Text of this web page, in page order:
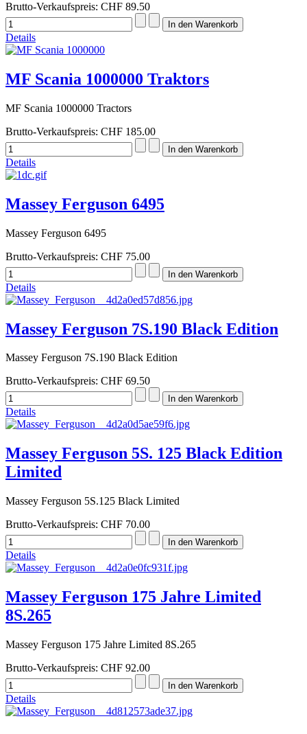
Brutto-Verkaufspreis: CHF 89.50
Details
MF Scania 1000000 Traktors
MF Scania 1000000 Tractors
Brutto-Verkaufspreis: CHF 185.00
Details
Massey Ferguson 6495
Massey Ferguson 6495
Brutto-Verkaufspreis: CHF 75.00
Details
Massey Ferguson 7S.190 Black Edition
Massey Ferguson 7S.190 Black Edition
Brutto-Verkaufspreis: CHF 69.50
Details
Massey Ferguson 5S. 125 Black Edition
Limited
Massey Ferguson 5S.125 Black Limited
Brutto-Verkaufspreis: CHF 70.00
Details
Massey Ferguson 175 Jahre Limited
8S.265
Massey Ferguson 175 Jahre Limited 8S.265
Brutto-Verkaufspreis: CHF 92.00
Details